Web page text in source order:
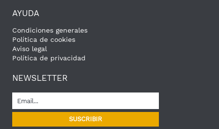
AYUDA
Condiciones generales
Política de cookies
Aviso legal
Política de privacidad
NEWSLETTER